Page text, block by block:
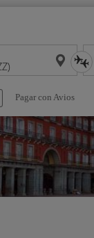
Pagar con Avios